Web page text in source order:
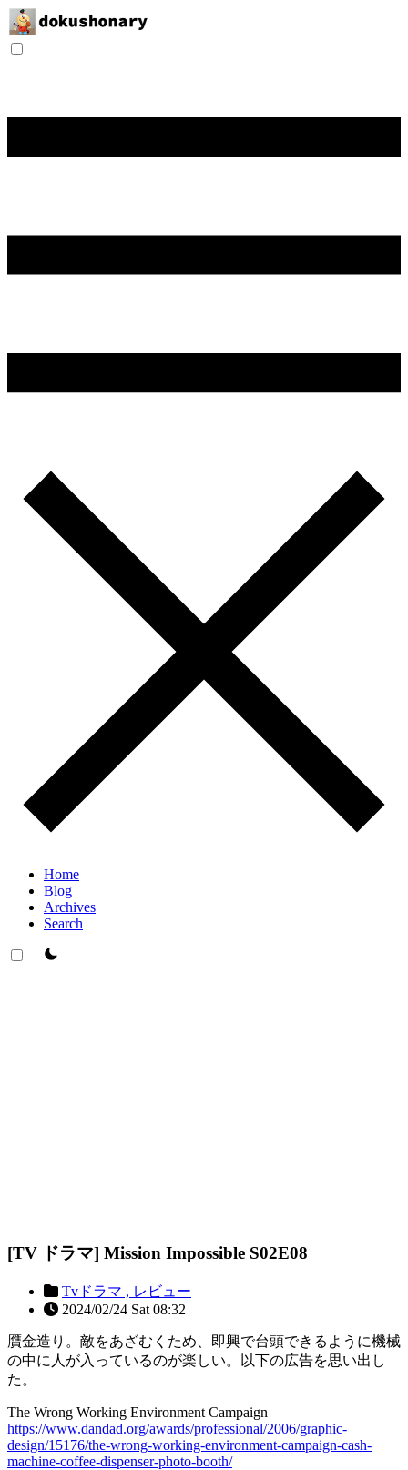
Home
Blog
Archives
Search
theme switcher
[TV ドラマ] Mission Impossible S02E08
Tvドラマ , レビュー
2024/02/24 Sat 08:32
贋金造り。敵をあざむくため、即興で台頭できるように機械
の中に人が入っているのが楽しい。以下の広告を思い出し
た。
The Wrong Working Environment Campaign
https://www.dandad.org/awards/professional/2006/graphic-
design/15176/the-wrong-working-environment-campaign-cash-
machine-coffee-dispenser-photo-booth/